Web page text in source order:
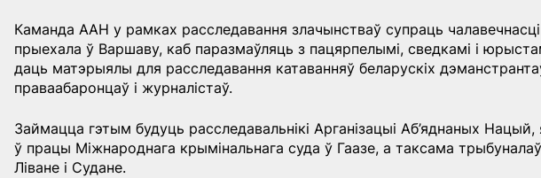
Каманда ААН у рамках расследавання злачынстваў супраць
прыехала ў Варшаву, каб паразмаўляць з пацярпелымі, сведкамі і
даць матэрыялы для расследавання катаванняў беларускіх
праваабаронцаў і журналістаў.
Займацца гэтым будуць расследавальнікі Арганізацыі Аб’яднаных Нацый,
ў працы Міжнароднага крымінальнага суда ў Гаазе, а таксама
Ліване і Судане.